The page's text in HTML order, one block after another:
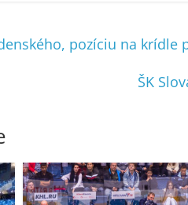
pozíciu na krídle
ŠK